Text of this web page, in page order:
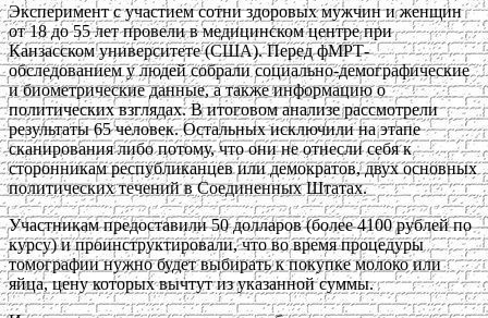
Эксперимент с участием сотни здоровых мужчин и женщин
от 18 до 55 лет провели в медицинском центре при
Канзасском университете (США). Перед фМРТ-
обследованием у людей собрали социально-демографические
и биометрические данные, а также информацию о
политических взглядах. В итоговом анализе рассмотрели
результаты 65 человек. Остальных исключили на этапе
сканирования либо потому, что они не отнесли себя к
сторонникам республиканцев или демократов, двух основных
политических течений в Соединенных Штатах.
Участникам предоставили 50 долларов (более 4100 рублей по
курсу) и проинструктировали, что во время процедуры
томографии нужно будет выбирать к покупке молоко или
яйца, цену которых вычтут из указанной суммы.